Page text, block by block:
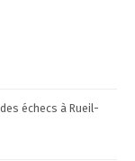
échecs à Rueil-